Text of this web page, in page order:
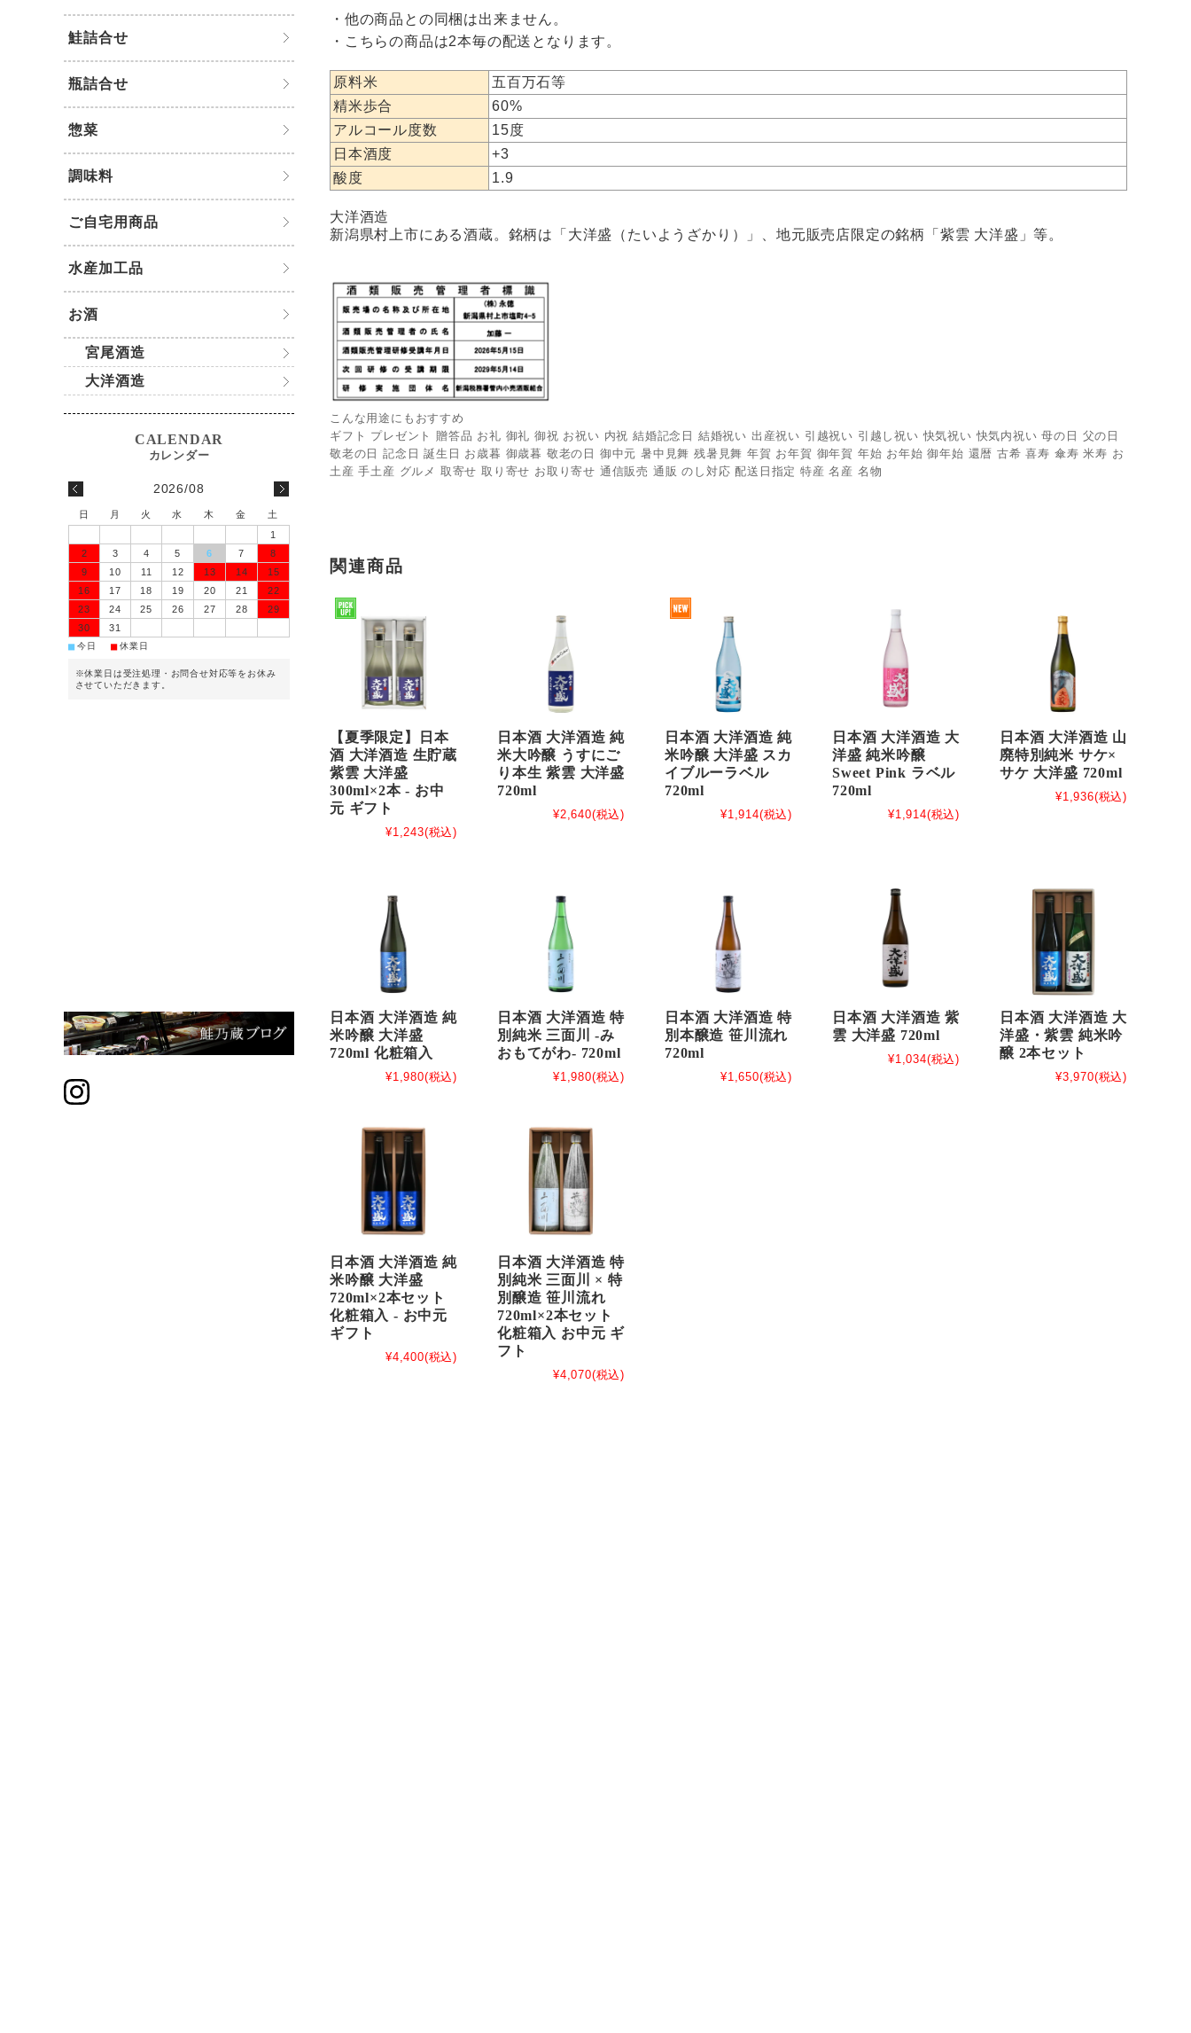
・他の商品との同梱は出来ません。
・こちらの商品は2本毎の配送となります。
原料米
五百万石等
精米歩合
60%
アルコール度数
15度
日本酒度
+3
酸度
1.9
大洋酒造
新潟県村上市にある酒蔵。銘柄は「大洋盛（たいようざかり）」、地元販売店限定の銘柄「紫雲 大洋盛」等。
こんな用途にもおすすめ
ギフト プレゼント 贈答品 お礼 御礼 御祝 お祝い 内祝 結婚記念日 結婚祝い 出産祝い 引越祝い 引越し祝い 快気祝い 快気内祝い 母の日 父の日
敬老の日 記念日 誕生日 お歳暮 御歳暮 敬老の日 御中元 暑中見舞 残暑見舞 年賀 お年賀 御年賀 年始 お年始 御年始 還暦 古希 喜寿 傘寿 米寿 お
土産 手土産 グルメ 取寄せ 取り寄せ お取り寄せ 通信販売 通販 のし対応 配送日指定 特産 名産 名物
関連商品
【夏季限定】日本
酒 大洋酒造 生貯蔵
紫雲 大洋盛
300ml×2本 - お中
元 ギフト
¥1,243(税込)
日本酒 大洋酒造 純
米大吟醸 うすにご
り本生 紫雲 大洋盛
720ml
¥2,640(税込)
日本酒 大洋酒造 純
米吟醸 大洋盛 スカ
イブルーラベル
720ml
¥1,914(税込)
日本酒 大洋酒造 大
洋盛 純米吟醸
Sweet Pink ラベル
720ml
¥1,914(税込)
日本酒 大洋酒造 山
廃特別純米 サケ×
サケ 大洋盛 720ml
¥1,936(税込)
日本酒 大洋酒造 純
米吟醸 大洋盛
720ml 化粧箱入
¥1,980(税込)
日本酒 大洋酒造 特
別純米 三面川 -み
おもてがわ- 720ml
¥1,980(税込)
日本酒 大洋酒造 特
別本醸造 笹川流れ
720ml
¥1,650(税込)
日本酒 大洋酒造 紫
雲 大洋盛 720ml
¥1,034(税込)
日本酒 大洋酒造 大
洋盛・紫雲 純米吟
醸 2本セット
¥3,970(税込)
日本酒 大洋酒造 純
米吟醸 大洋盛
720ml×2本セット
化粧箱入 - お中元
ギフト
¥4,400(税込)
日本酒 大洋酒造 特
別純米 三面川 × 特
別醸造 笹川流れ
720ml×2本セット
化粧箱入 お中元 ギ
フト
¥4,070(税込)
鮭詰合せ
瓶詰合せ
惣菜
調味料
ご自宅用商品
水産加工品
お酒
宮尾酒造
大洋酒造
2026/08
日 月 火 水 木 金
土
1
2
3 4 5 6 7
8
9
10 11 12 13 14
15
16
17 18 19 20 21
22
23
24 25 26 27 28
29
30
31
■今日 ■ 休業日
※休業日は受注処理・お問合せ対応等をお休み
させていただきます。